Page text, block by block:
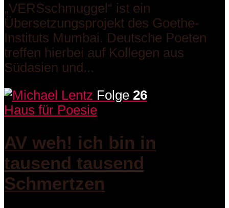
„VERSschmuggel“ ist ein
Übersetzungsprojekt des Goethe-
Instituts Mumbai. Deutsche Poeten
treffen hierbei auf Kollegen aus
Südasien und...
Folge 26
Haus für Poesie
AV weh! ich bin in
tausend tausend
Schmertzen